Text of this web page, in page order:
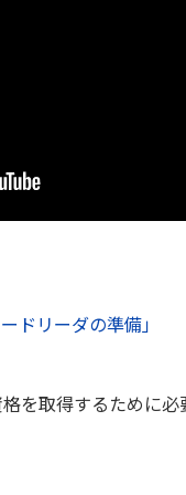
ドリーダの準備」
を取得するために必